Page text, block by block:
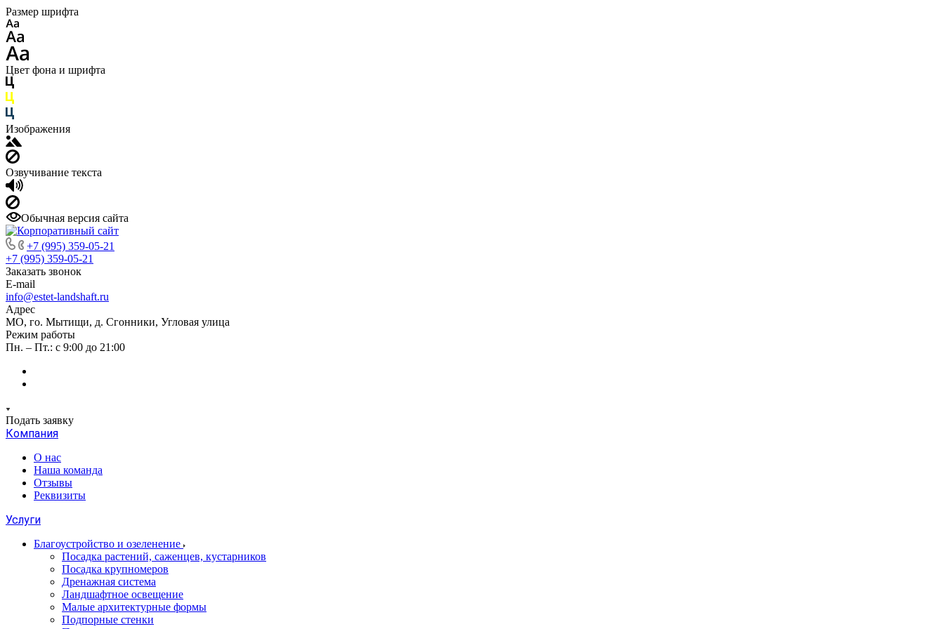
Размер шрифта
Цвет фона и шрифта
Изображения
Озвучивание текста
Обычная версия сайта
+7 (995) 359-05-21
+7 (995) 359-05-21
Заказать звонок
E-mail
info@estet-landshaft.ru
Адрес
МО, го. Мытищи, д. Сгонники, Угловая улица
Режим работы
Пн. – Пт.: с 9:00 до 21:00
Подать заявку
Компания
О нас
Наша команда
Отзывы
Реквизиты
Услуги
Благоустройство и озеленение
Посадка растений, саженцев, кустарников
Посадка крупномеров
Дренажная система
Ландшафтное освещение
Малые архитектурные формы
Подпорные стенки